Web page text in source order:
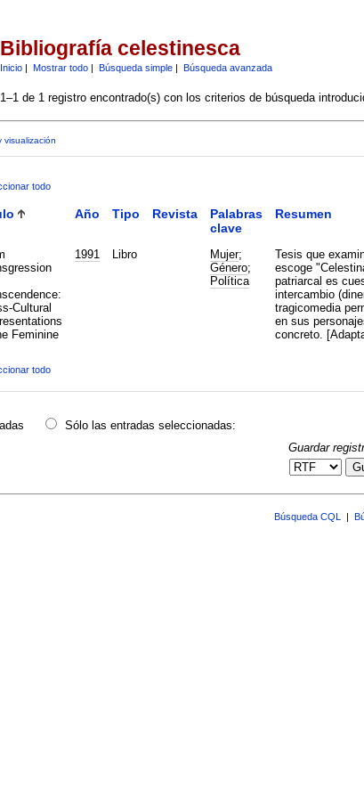
Bibliografía celestinesca
Inicio| Mostrar todo| Búsqueda simple| Búsqueda avanzada
1–1 de 1 registro encontrado(s) con los criterios de búsqueda
visualización
todo
Año Tipo Revista
Palabras
clave
Resumen
Cultural
Feminine
1991 Libro Mujer;
Género;
Política
Tesis que
escoge
patriarcal es
intercambio
tragicomedia
en sus personajes mujeres, frente a los otros géneros y,
concreto.
todo
Sólo las entradas seleccionadas:
Guardar
Búsqueda CQL